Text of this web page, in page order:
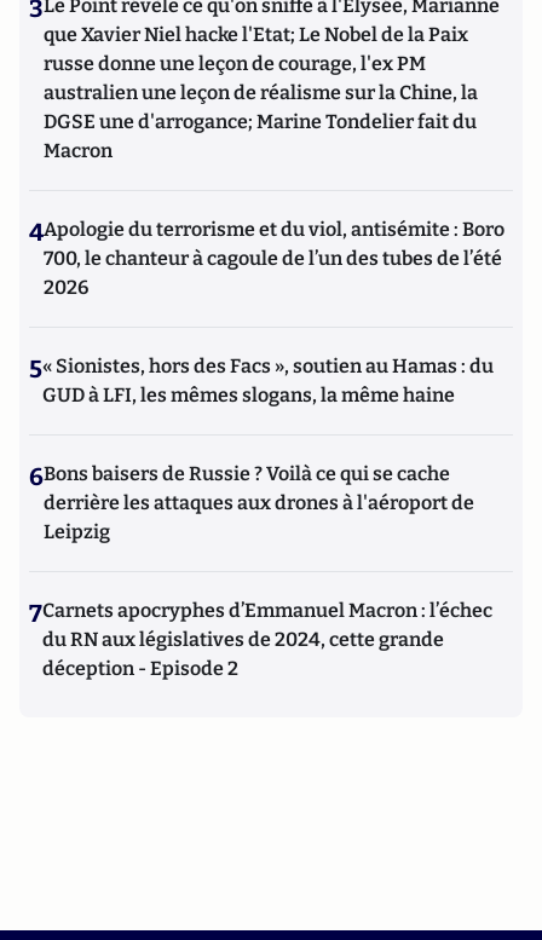
3Le Point révèle ce qu'on sniffe à l'Elysée, Marianne
que Xavier Niel hacke l'Etat; Le Nobel de la Paix
russe donne une leçon de courage, l'ex PM
australien une leçon de réalisme sur la Chine, la
DGSE une d'arrogance; Marine Tondelier fait du
Macron
4Apologie du terrorisme et du viol, antisémite : Boro
700, le chanteur à cagoule de l’un des tubes de l’été
2026
5« Sionistes, hors des Facs », soutien au Hamas : du
GUD à LFI, les mêmes slogans, la même haine
6Bons baisers de Russie ? Voilà ce qui se cache
derrière les attaques aux drones à l'aéroport de
Leipzig
7Carnets apocryphes d’Emmanuel Macron : l’échec
du RN aux législatives de 2024, cette grande
déception - Episode 2